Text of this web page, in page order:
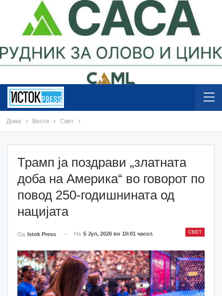
Дома Вести Свет
Трамп ја поздрави „златната
доба на Америка“ во говорот по
повод 250-годишнината од
нацијата
СВЕТ
Од Istok Press На 5 Јул, 2026 во 10:01 часот.